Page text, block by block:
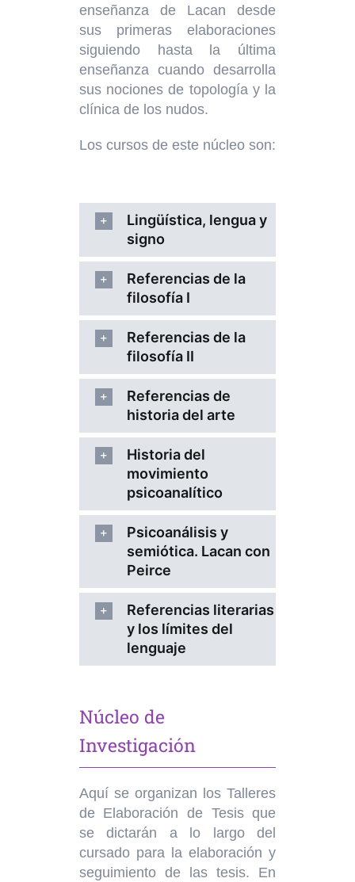
enseñanza de Lacan desde
sus primeras elaboraciones
siguiendo hasta la última
enseñanza cuando desarrolla
sus nociones de topología y la
clínica de los nudos.
Los cursos de este núcleo son:
Lingüística, lengua y
signo
Referencias de la
filosofía I
Referencias de la
filosofía II
Referencias de
historia del arte
Historia del
movimiento
psicoanalítico
Psicoanálisis y
semiótica. Lacan con
Peirce
Referencias literarias
y los límites del
lenguaje
Núcleo de
Investigación
Aquí se organizan los Talleres
de Elaboración de Tesis que
se dictarán a lo largo del
cursado para la elaboración y
seguimiento de las tesis. En